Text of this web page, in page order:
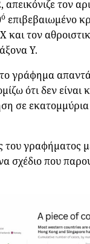
τον
ό επιβεβαιωμένο
και τον
Y.
γράφημα
ότι δεν είναι
σε
του γραφήματος
σχέδιο που